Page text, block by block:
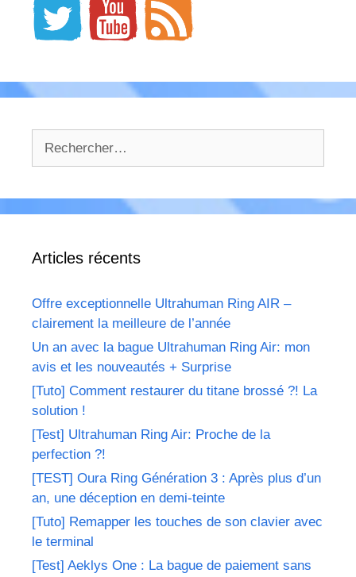
Articles récents
Offre exceptionnelle Ultrahuman Ring AIR –
clairement la meilleure de l’année
Un an avec la bague Ultrahuman Ring Air: mon
avis et les nouveautés + Surprise
[Tuto] Comment restaurer du titane brossé ?! La
solution !
[Test] Ultrahuman Ring Air: Proche de la
perfection ?!
[TEST] Oura Ring Génération 3 : Après plus d’un
an, une déception en demi-teinte
[Tuto] Remapper les touches de son clavier avec
le terminal
[Test] Aeklys One : La bague de paiement sans